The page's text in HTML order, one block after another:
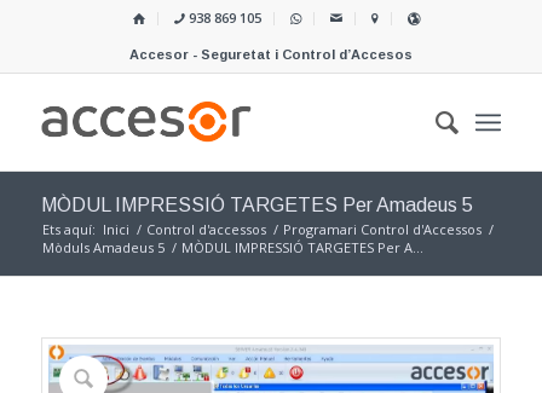
938 869 105
Accesor - Seguretat i Control d’Accesos
MÒDUL IMPRESSIÓ TARGETES Per Amadeus 5
Ets aquí: Inici / Control d'accessos / Programari Control d'Accessos /
Mòduls Amadeus 5 / MÒDUL IMPRESSIÓ TARGETES Per A...